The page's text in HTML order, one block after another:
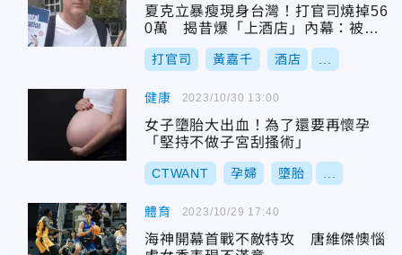
夏克立暴瘦現身台灣！打官司燒掉56
0萬 揭昔爆「上酒店」內幕：被設
計的
打官司 黃嘉千 酒店
健康
女子墮胎大出血！為了還要再懷孕
「堅持不做子宮刮搔術」
CTWANT 孕婦 墮胎
2023/10/30 13:00
體育
海神開幕首戰不敵特攻 唐維傑懊惱
2023/10/29 17:40